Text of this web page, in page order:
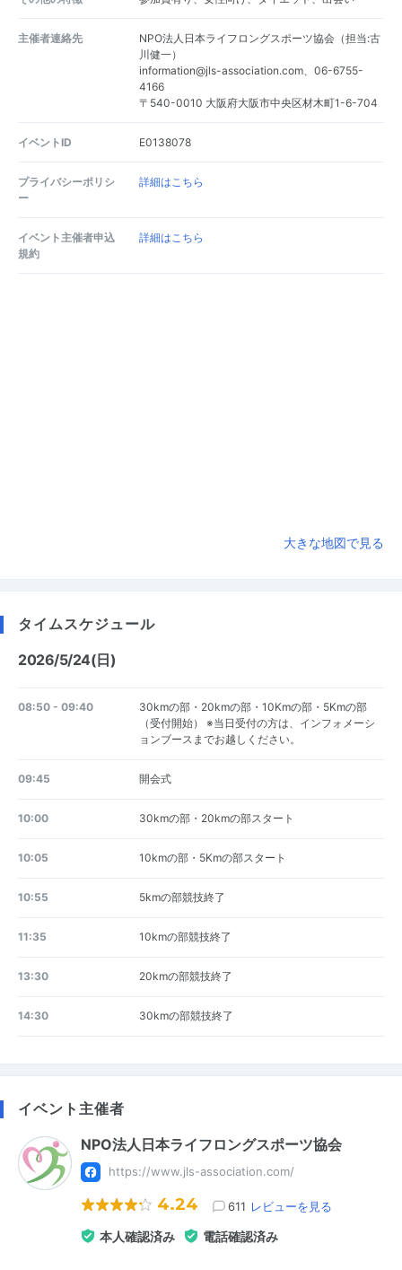
主催者連絡先
NPO法人日本ライフロングスポーツ協会（担当:古
川健一）
information@jls-association.com、06-6755-
4166
〒540-0010 大阪府大阪市中央区材木町1-6-704
イベントID E0138078
プライバシーポリシ
ー
詳細はこちら
イベント主催者申込
規約
詳細はこちら
大きな地図で見る
タイムスケジュール
2026/5/24(日)
08:50 - 09:40
30kmの部・20kmの部・10Kmの部・5Kmの部
（受付開始） ※当日受付の方は、インフォメーシ
ョンブースまでお越しください。
09:45 開会式
10:00 30kmの部・20kmの部スタート
10:05 10kmの部・5Kmの部スタート
10:55 5kmの部競技終了
11:35 10kmの部競技終了
13:30 20kmの部競技終了
14:30 30kmの部競技終了
イベント主催者
NPO法人日本ライフロングスポーツ協会
https://www.jls-association.com/
4.24 611 レビューを見る
本人確認済み 電話確認済み